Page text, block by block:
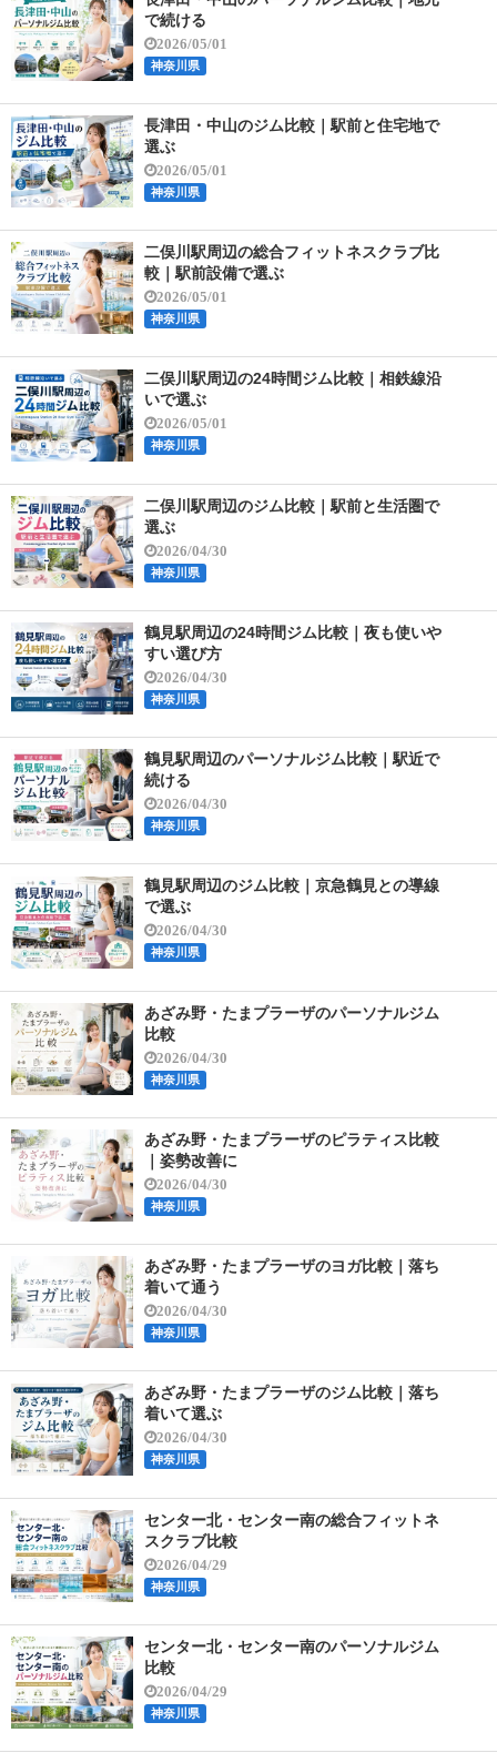
で続ける
2026/05/01
神奈川県
長津田・中山のジム比較｜駅前と住宅地で
選ぶ
2026/05/01
神奈川県
二俣川駅周辺の総合フィットネスクラブ比
較｜駅前設備で選ぶ
2026/05/01
神奈川県
二俣川駅周辺の24時間ジム比較｜相鉄線沿
いで選ぶ
2026/05/01
神奈川県
二俣川駅周辺のジム比較｜駅前と生活圏で
選ぶ
2026/04/30
神奈川県
鶴見駅周辺の24時間ジム比較｜夜も使いや
すい選び方
2026/04/30
神奈川県
鶴見駅周辺のパーソナルジム比較｜駅近で
続ける
2026/04/30
神奈川県
鶴見駅周辺のジム比較｜京急鶴見との導線
で選ぶ
2026/04/30
神奈川県
あざみ野・たまプラーザのパーソナルジム
比較
2026/04/30
神奈川県
あざみ野・たまプラーザのピラティス比較
｜姿勢改善に
2026/04/30
神奈川県
あざみ野・たまプラーザのヨガ比較｜落ち
着いて通う
2026/04/30
神奈川県
あざみ野・たまプラーザのジム比較｜落ち
着いて選ぶ
2026/04/30
神奈川県
センター北・センター南の総合フィットネ
スクラブ比較
2026/04/29
神奈川県
センター北・センター南のパーソナルジム
比較
2026/04/29
神奈川県